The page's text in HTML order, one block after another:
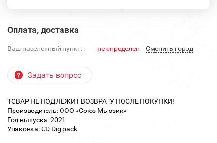
Оплата, доставка
Ваш населенный пункт: не определен Cменить город
Задать вопрос
ТОВАР НЕ ПОДЛЕЖИТ ВОЗВРАТУ ПОСЛЕ ПОКУПКИ!
Производитель: ООО «Союз Мьюзик»
Год выпуска: 2021
Упаковка: CD Digipack